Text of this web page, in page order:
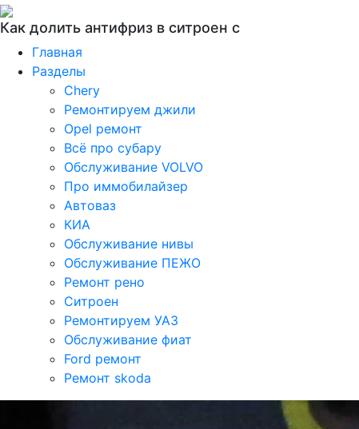
Как долить антифриз в ситроен с
Главная
Разделы
Chery
Ремонтируем джили
Opel ремонт
Всё про субару
Обслуживание VOLVO
Про иммобилайзер
Автоваз
КИА
Обслуживание нивы
Обслуживание ПЕЖО
Ремонт рено
Ситроен
Ремонтируем УАЗ
Обслуживание фиат
Ford ремонт
Ремонт skoda